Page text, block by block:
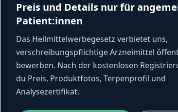
Preis und Details nur für
Patient:innen
Das Heilmittelwerbegesetz verbietet uns,
verschreibungspflichtige Arzneimittel
bewerben. Nach der kostenlosen
du Preis, Produktfotos, Terpenprofil und
Analysezertifikat.